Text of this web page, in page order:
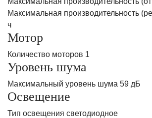
Максимальная производительность
ч
Мотор
Количество моторов 1
Уровень шума
Максимальный уровень шума 59 дБ
Освещение
Тип освещения светодиодное